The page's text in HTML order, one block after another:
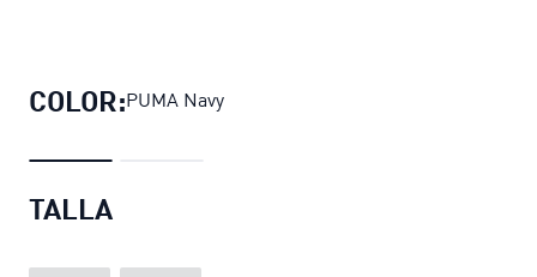
COLOR:PUMA Navy
TALLA